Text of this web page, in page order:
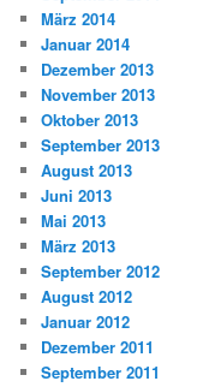
März 2014
Januar 2014
Dezember 2013
November 2013
Oktober 2013
September 2013
August 2013
Juni 2013
Mai 2013
März 2013
September 2012
August 2012
Januar 2012
Dezember 2011
September 2011